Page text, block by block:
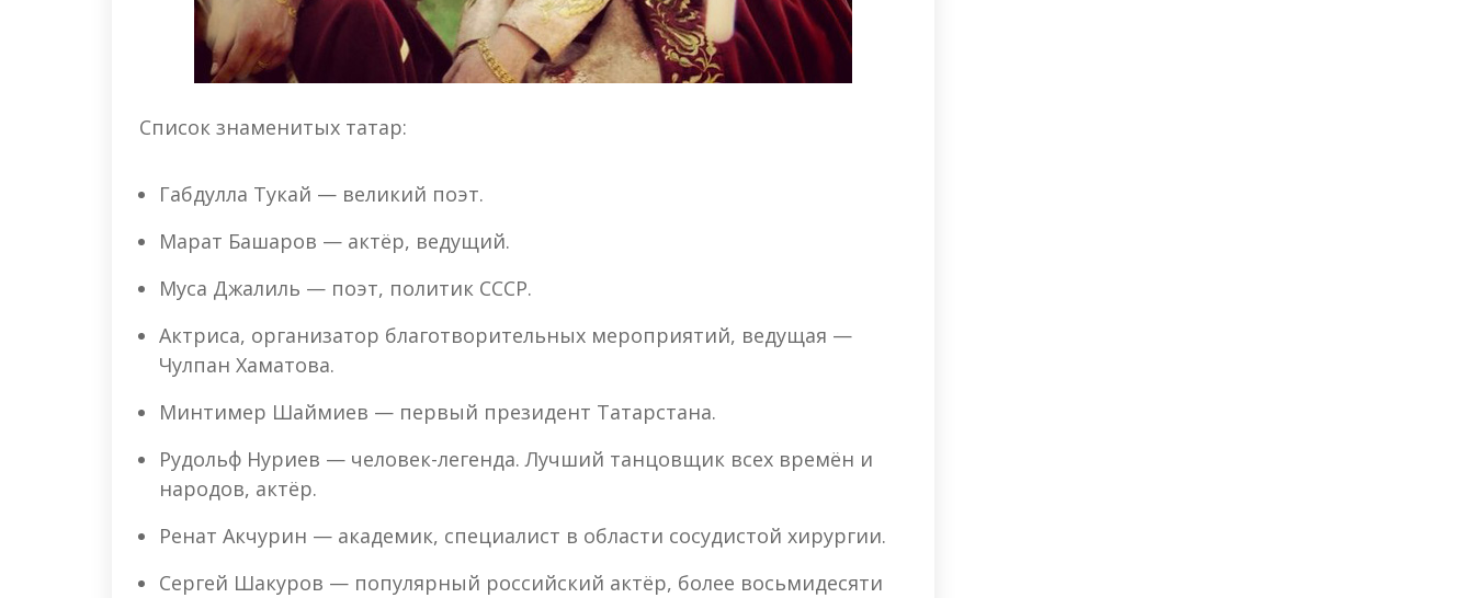
Список знаменитых татар:
Габдулла Тукай — великий поэт.
Марат Башаров — актёр, ведущий.
Муса Джалиль — поэт, политик СССР.
Актриса, организатор благотворительных мероприятий, ведущая —
Чулпан Хаматова.
Минтимер Шаймиев — первый президент Татарстана.
Рудольф Нуриев — человек-легенда. Лучший танцовщик всех времён и
народов, актёр.
Ренат Акчурин — академик, специалист в области сосудистой хирургии.
Сергей Шакуров — популярный российский актёр, более восьмидесяти